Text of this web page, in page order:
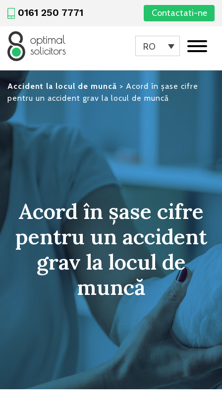
0161 250 7771 Contactati-ne
RO
Accident la locul de muncă > Acord în șase cifre
pentru un accident grav la locul de muncă
Acord în șase cifre
pentru un accident
grav la locul de
muncă